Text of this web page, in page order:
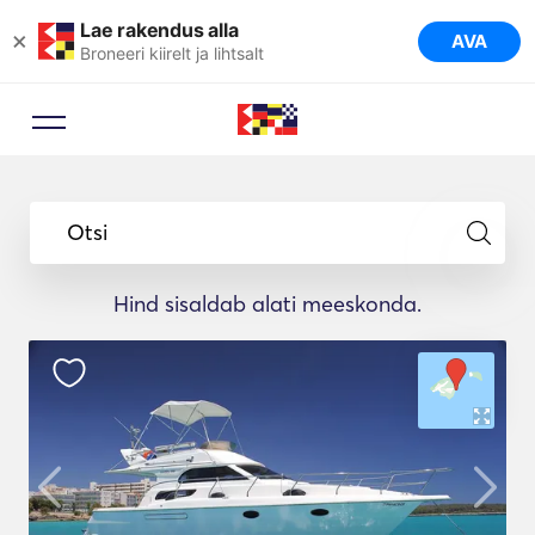
× Lae rakendus alla
Broneeri kiirelt ja lihtsalt AVA
Otsi
Hind sisaldab alati meeskonda.